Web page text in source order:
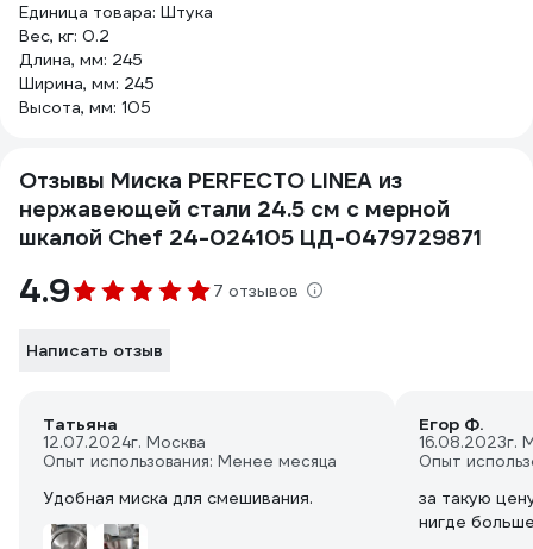
Единица товара: Штука
Вес, кг: 0.2
Длина, мм: 245
Ширина, мм: 245
Высота, мм: 105
Отзывы Миска PERFECTO LINEA из
нержавеющей стали 24.5 см с мерной
шкалой Chef 24-024105 ЦД-0479729871
4.9 7 отзывов
Написать отзыв
Татьяна
12.07.2024г. Москва
Опыт использования: Менее месяца
Удобная миска для смешивания.
Егор Ф.
16.08.2023г.
Опыт
за такую
нигде